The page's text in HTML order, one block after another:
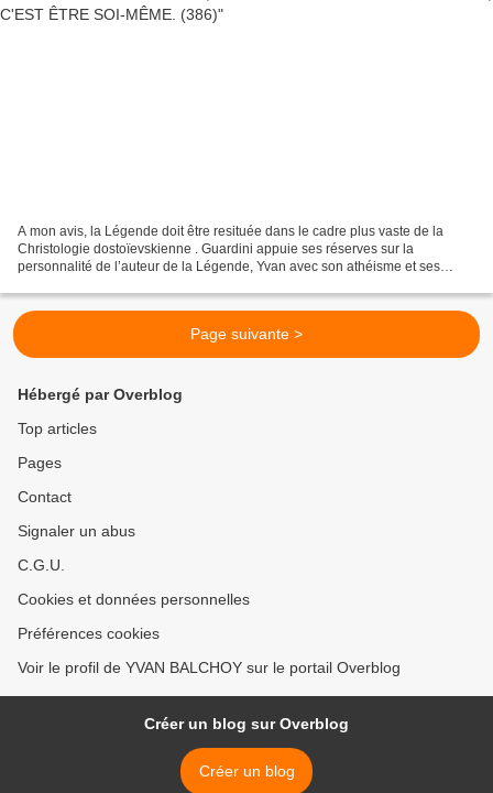
A mon avis, la Légende doit être resituée dans le cadre plus vaste de la
Christologie dostoïevskienne . Guardini appuie ses réserves sur la
personnalité de l’auteur de la Légende, Yvan avec son athéisme et ses
Page suivante >
Hébergé par Overblog
Top articles
Pages
Contact
Signaler un abus
C.G.U.
Cookies et données personnelles
Préférences cookies
Voir le profil de YVAN BALCHOY sur le portail Overblog
Créer un blog sur Overblog
Créer un blog